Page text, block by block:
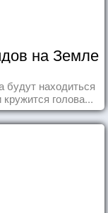
на Земле
будут находиться
голова...